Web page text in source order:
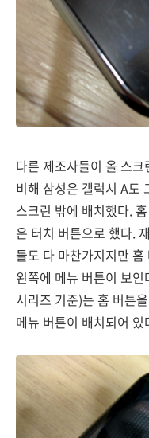
다른 제조사들이 올 스
비해 삼성은 갤럭시 A도
스크린 밖에 배치했다.
은 터치 버튼으로 했다.
들도 다 마찬가지지만
왼쪽에 메뉴 버튼이 보
시리즈 기준)는 홈 버튼
메뉴 버튼이 배치되어 있